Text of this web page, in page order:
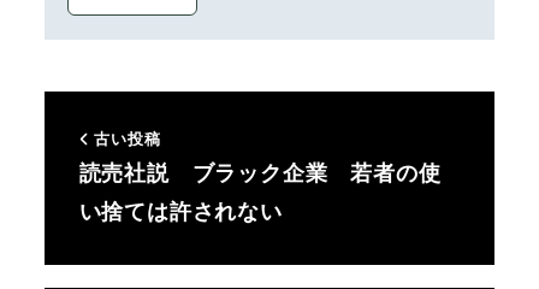
古い投稿
読売社説 ブラック企業 若者の使
い捨ては許されない